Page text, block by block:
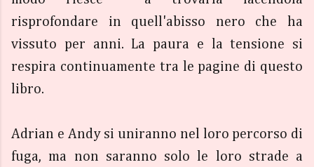
risprofondare in quell'abisso nero che ha
vissuto per anni. La paura e la tensione si
respira continuamente tra le pagine di questo
libro.
Adrian e Andy si uniranno nel loro percorso di
fuga, ma non saranno solo le loro strade a